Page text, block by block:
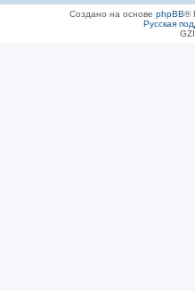
Создано на основе phpBB®
Русская